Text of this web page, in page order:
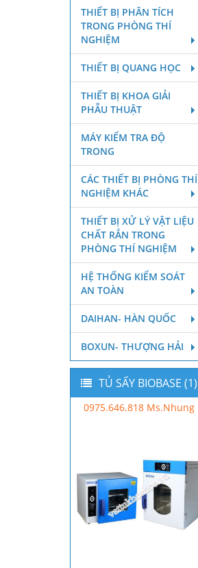
THIẾT BỊ PHÂN TÍCH
TRONG PHÒNG THÍ
NGHIỆM
THIẾT BỊ QUANG HỌC
THIẾT BỊ KHOA GIẢI
PHẪU THUẬT
MÁY KIỂM TRA ĐỘ
TRONG
CÁC THIẾT BỊ PHÒNG THÍ
NGHIỆM KHÁC
THIẾT BỊ XỬ LÝ VẬT LIỆU
CHẤT RẮN TRONG
PHÒNG THÍ NGHIỆM
HỆ THỐNG KIỂM SOÁT
AN TOÀN
DAIHAN- HÀN QUỐC
BOXUN- THƯỢNG HẢI
TỦ SẤY BIOBASE (1)
0975.646.818 Ms.Nhung